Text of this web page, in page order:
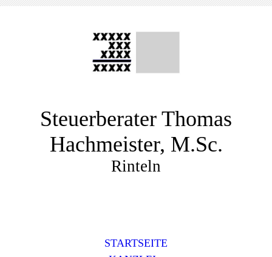
Steuerberater Thomas
Hachmeister, M.Sc.
Rinteln
STARTSEITE